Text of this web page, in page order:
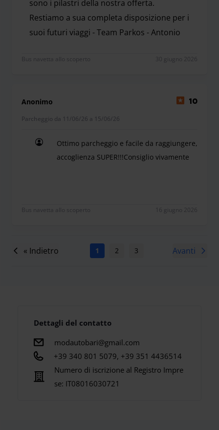
sono i pilastri della nostra offerta.
Restiamo a sua completa disposizione per i
suoi futuri viaggi - Team Parkos - Antonio
Bus navetta allo scoperto 30 giugno 2026
Anonimo 10
Parcheggio da 11/06/26 a 15/06/26
Ottimo parcheggio e facile da raggiungere,
accoglienza SUPER!!!Consiglio vivamente
Bus navetta allo scoperto 16 giugno 2026
« Indietro 1 2 3 5 6
Avanti
Dettagli del contatto
modautobari@gmail.com
+39 340 801 5079, +39 351 4436514
Numero di iscrizione al Registro Impre
se: IT08016030721